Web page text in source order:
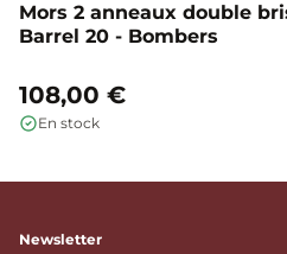
Mors 2 anneaux double
Barrel 20 - Bombers
108,00 €
En stock
Newsletter